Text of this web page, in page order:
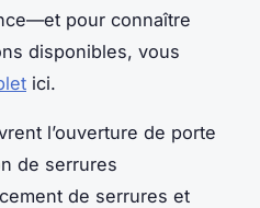
pour connaître
disponibles, vous
ici.
l’ouverture de porte
de serrures
de serrures et